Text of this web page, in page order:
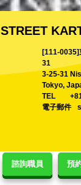
諮詢職員 預
STREET
[111-0035]
31
3-25-31
Tokyo,
TEL
電子郵件